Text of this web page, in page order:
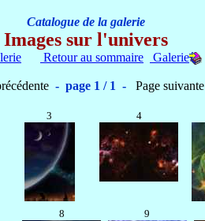
Catalogue de la galerie
Images sur l'univers
Retour au sommaire Galerie
- page 1 / 1 - Page suivante
3 4
8 9